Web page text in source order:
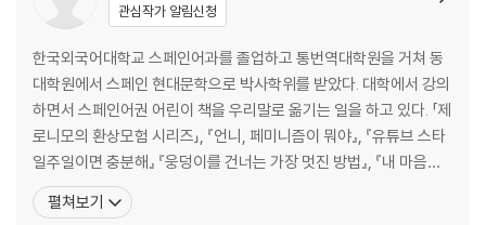
관심작가 알림신청
한국외국어대학교 스페인어과를 졸업하고 통번역대학원을 거쳐 동
대학원에서 스페인 현대문학으로 박사학위를 받았다. 대학에서 강의
하면서 스페인어권 어린이 책을 우리말로 옮기는 일을 하고 있다. 「제
로니모의 환상모험 시리즈」, 『언니, 페미니즘이 뭐야』, 『유튜브 스타
일주일이면 충분해』 『웅덩이를 건너는 가장 멋진 방법』, 『내 마음이
말할 때』, 『얼굴 도둑을 찾아라』, 『식물은 마법사입니다』, 『우체부 코
스타스 아저씨의 이상한 편지』 등을 우리말로 옮겼고, 김영하의 『살
펼쳐보기